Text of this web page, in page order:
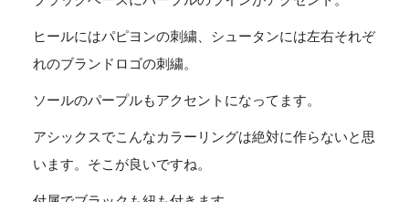
ヒールにはパピヨンの刺繍、シュータンには左右それぞ
れのブランドロゴの刺繍。
ソールのパープルもアクセントになってます。
アシックスでこんなカラーリングは絶対に作らないと思
います。そこが良いですね。